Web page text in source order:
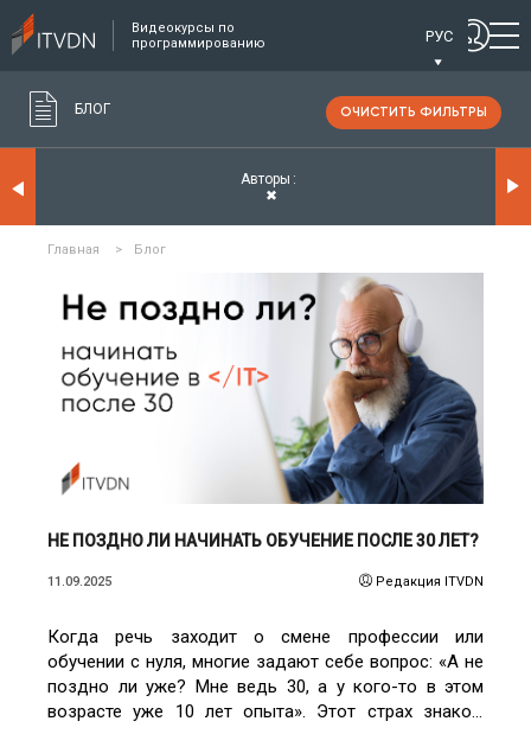
Видеокурсы по
программированию
РУС
БЛОГ ОЧИСТИТЬ ФИЛЬТРЫ
Авторы
✖
Главная > Блог
ЧИТАТЬ ПОДРОБНЕЕ
НЕ ПОЗДНО ЛИ НАЧИНАТЬ ОБУЧЕНИЕ ПОСЛЕ 30 ЛЕТ?
11.09.2025 Редакция ITVDN
Когда речь заходит о смене профессии или
обучении с нуля, многие задают себе вопрос: «А не
поздно ли уже? Мне ведь 30, а у кого-то в этом
возрасте уже 10 лет опыта». Этот страх знаком